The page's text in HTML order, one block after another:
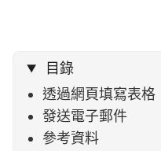
目錄
透過網頁填寫表格
發送電子郵件
參考資料